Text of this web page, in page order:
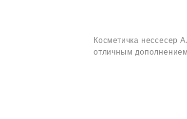
Косметичка нессесер
отличным